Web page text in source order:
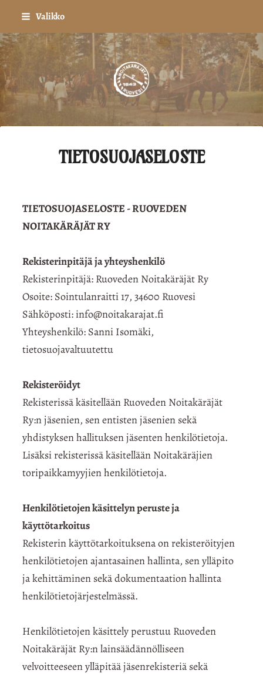
Siirry
sivun
sisältöön
Valikko
Ruoveden
TIETOSUOJASELOSTE
TIETOSUOJASELOSTE - RUOVEDEN
NOITAKÄRÄJÄT RY
Rekisterinpitäjä ja yhteyshenkilö
Rekisterinpitäjä: Ruoveden Noitakäräjät Ry
Osoite: Sointulanraitti 17, 34600 Ruovesi
Sähköposti: info@noitakarajat.fi
Yhteyshenkilö: Sanni Isomäki,
tietosuojavaltuutettu
Rekisteröidyt
Rekisterissä käsitellään Ruoveden Noitakäräjät
Ry:n jäsenien, sen entisten jäsenien sekä
yhdistyksen hallituksen jäsenten henkilötietoja.
Lisäksi rekisterissä käsitellään Noitakäräjien
toripaikkamyyjien henkilötietoja.
Henkilötietojen käsittelyn peruste ja
käyttötarkoitus
Rekisterin käyttötarkoituksena on rekisteröityjen
henkilötietojen ajantasainen hallinta, sen ylläpito
ja kehittäminen sekä dokumentaation hallinta
henkilötietojärjestelmässä.
Henkilötietojen käsittely perustuu Ruoveden
Noitakäräjät Ry:n lainsäädännölliseen
velvoitteeseen ylläpitää jäsenrekisteriä sekä